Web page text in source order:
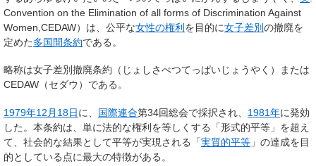
Convention on the Elimination of all forms of Discrimination Against
Women,CEDAW）は、公平な女性の権利を目的に女子差別の撤廃を
定めた多国間条約である。
略称は女子差別撤廃条約 （じょしさべつてっぱいじょうやく）または
CEDAW （セダウ）である。
1979年12月18日に、 国際連合第34回総会で採択され、 1981年に発効
した。本条約は、単に法的な権利を等しくする「形式的平等」を超え
て、社会的な結果として平等が実現される「実質的平等 」の達成を目
的としている点に最大の特徴がある。